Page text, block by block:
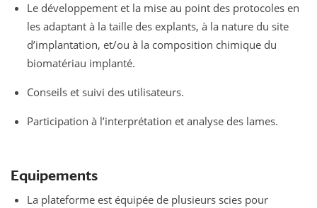
Le développement et la mise au point des protocoles en
les adaptant à la taille des explants, à la nature du site
d’implantation, et/ou à la composition chimique du
biomatériau implanté.
Conseils et suivi des utilisateurs.
Participation à l’interprétation et analyse des lames.
Equipements
La plateforme est équipée de plusieurs scies pour